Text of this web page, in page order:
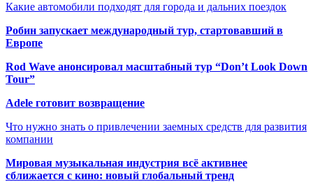
Какие автомобили подходят для города и дальних поездок
Робин запускает международный тур, стартовавший в
Европе
Rod Wave анонсировал масштабный тур “Don’t Look Down
Tour”
Adele готовит возвращение
Что нужно знать о привлечении заемных средств для развития
компании
Мировая музыкальная индустрия всё активнее
сближается с кино: новый глобальный тренд